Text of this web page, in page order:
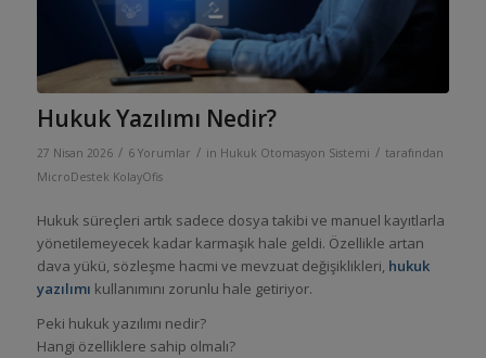
Hukuk Yazılımı Nedir?
27 Nisan 2026 / 6 Yorumlar / in Hukuk Otomasyon Sistemi / tarafından
MicroDestek KolayOfis
Hukuk süreçleri artık sadece dosya takibi ve manuel kayıtlarla
yönetilemeyecek kadar karmaşık hale geldi. Özellikle artan
dava yükü, sözleşme hacmi ve mevzuat değişiklikleri, hukuk
yazılımı kullanımını zorunlu hale getiriyor.
Peki hukuk yazılımı nedir?
Hangi özelliklere sahip olmalı?